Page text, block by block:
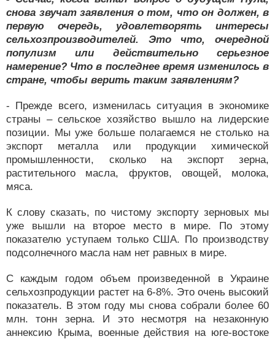
снова звучат заявления о том, что он должен, в
первую очередь, удовлетворять интересы
сельхозпроизводителей. Это что, очередной
популизм или действительно серьезное
намерение? Что в последнее время изменилось в
стране, чтобы верить таким заявлениям?
- Прежде всего, изменилась ситуация в экономике
страны – сельское хозяйство вышло на лидерские
позиции. Мы уже больше полагаемся не столько на
экспорт металла или продукции химической
промышленности, сколько на экспорт зерна,
растительного масла, фруктов, овощей, молока,
мяса.
К слову сказать, по чистому экспорту зерновых мы
уже вышли на второе место в мире. По этому
показателю уступаем только США. По производству
подсолнечного масла нам нет равных в мире.
С каждым годом объем произведенной в Украине
сельхозпродукции растет на 6-8%. Это очень высокий
показатель. В этом году мы снова собрали более 60
млн. тонн зерна. И это несмотря на незаконную
аннексию Крыма, военные действия на юге-востоке